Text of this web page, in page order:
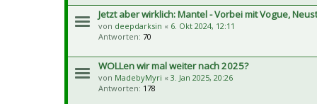
Jetzt aber wirklich: Mantel - Vorbei mit Vogue,
von deepdarksin « 6. Okt 2024, 12:11
Antworten: 70
WOLLen wir mal weiter nach 2025?
von MadebyMyri « 3. Jan 2025, 20:26
Antworten: 178